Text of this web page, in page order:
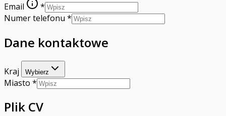
Email
*
Numer telefonu *
Dane kontaktowe
Kraj Wybierz
Miasto *
Plik CV